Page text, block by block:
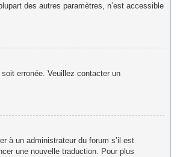
des autres paramètres, n’est accessible
erronée. Veuillez contacter un
à un administrateur du forum s’il est
une nouvelle traduction. Pour plus